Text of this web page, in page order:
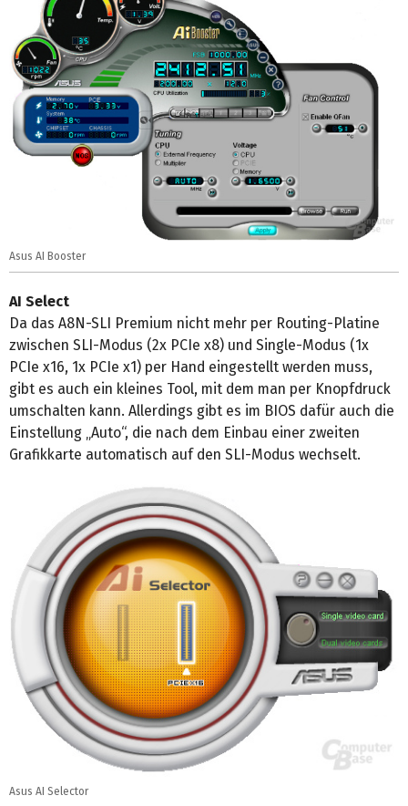
Asus AI Booster
AI Select
Da das A8N-SLI Premium nicht mehr per Routing-Platine
zwischen SLI-Modus (2x PCIe x8) und Single-Modus (1x
PCIe x16, 1x PCIe x1) per Hand eingestellt werden muss,
gibt es auch ein kleines Tool, mit dem man per Knopfdruck
umschalten kann. Allerdings gibt es im BIOS dafür auch die
Einstellung „Auto“, die nach dem Einbau einer zweiten
Grafikkarte automatisch auf den SLI-Modus wechselt.
Asus AI Selector